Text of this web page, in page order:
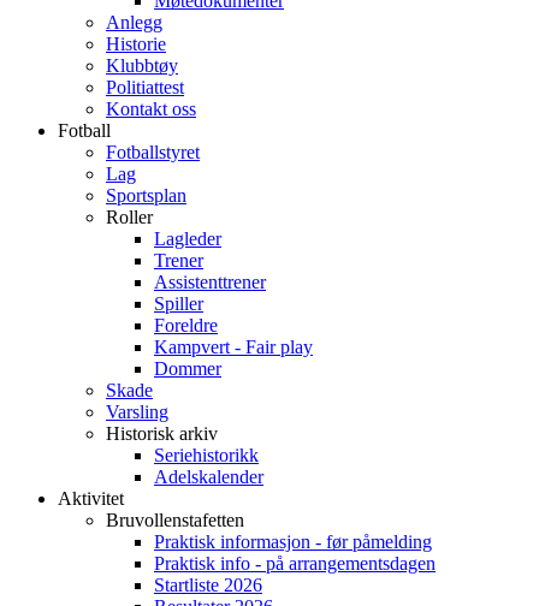
Anlegg
Historie
Klubbtøy
Politiattest
Kontakt oss
Fotball
Fotballstyret
Lag
Sportsplan
Roller
Lagleder
Trener
Assistenttrener
Spiller
Foreldre
Kampvert - Fair play
Dommer
Skade
Varsling
Historisk arkiv
Seriehistorikk
Adelskalender
Aktivitet
Bruvollenstafetten
Praktisk informasjon - før påmelding
Praktisk info - på arrangementsdagen
Startliste 2026